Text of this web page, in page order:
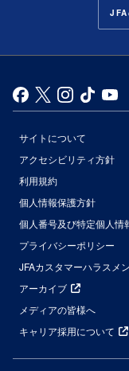
JFA
サイトについて
アクセシビリティ方針
利用規約
個人情報保護方針
個人番号及び特定個人情
プライバシーポリシー
JFAカスタマーハラスメ
アーカイブ
メディアの皆様へ
キャリア採用について